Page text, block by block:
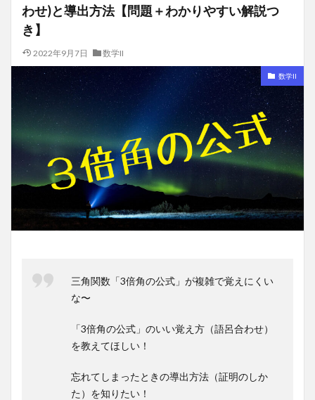
わせ)と導出方法【問題＋わかりやすい解説つ
き】
2022年9月7日 数学II
数学II
三角関数「3倍角の公式」が複雑で覚えにくい
な〜
「3倍角の公式」のいい覚え方（語呂合わせ）
を教えてほしい！
忘れてしまったときの導出方法（証明のしか
た）を知りたい！